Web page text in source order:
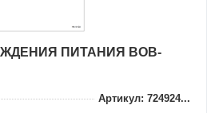
ПИТАНИЯ BOB-
Артикул: 724924...